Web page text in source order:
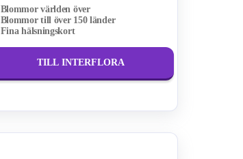
Blommor världen över
Blommor till över 150 länder
Fina hälsningskort
TILL INTERFLORA